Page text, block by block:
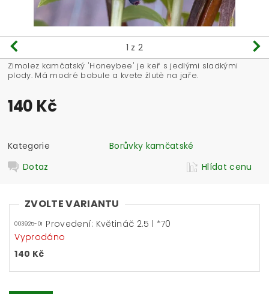
1 z 2
Zimolez kamčatský 'Honeybee' je keř s jedlými sladkými
plody. Má modré bobule a kvete žlutě na jaře.
140 Kč
Kategorie
Borůvky kamčatské
Dotaz
Hlídat cenu
ZVOLTE VARIANTU
003925-01 Provedení: Květináč 2.5 l *70
Vyprodáno
140 Kč